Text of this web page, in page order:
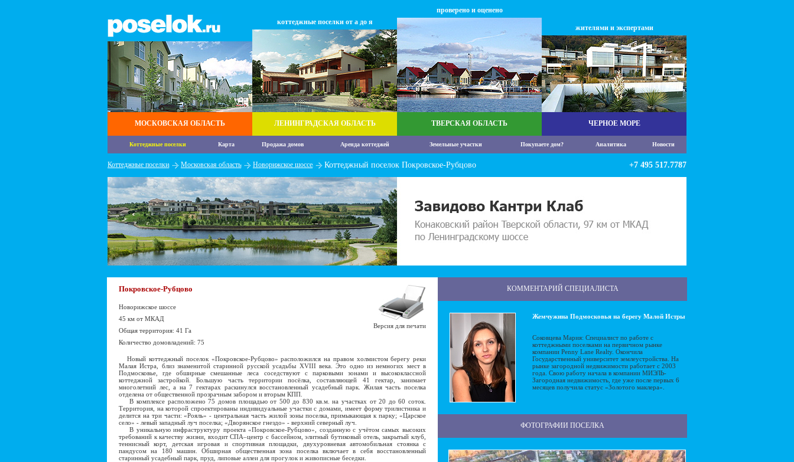
МОСКОВСКАЯ ОБЛАСТЬ
коттеджные поселки от а до я
ЛЕНИНГРАДСКАЯ ОБЛАСТЬ
проверено и оценено
ТВЕРСКАЯ ОБЛАСТЬ
жителями и экспертами
ЧЕРНОЕ МОРЕ
Коттеджные поселки Карта Продажа домов Аренда коттеджей Земельные участки Покупаете дом? Аналитика Новости
Коттеджные поселки Московская область Новорижское шоссе Коттеджный поселок Покровское-Рубцово +7 495 517.7787
Покровское-Рубцово
Новорижское шоссе
45 км от МКАД
Общая территория: 41 Га
Количество домовладений: 75
Версия для печати
Новый коттеджный поселок «Покровское-Рубцово» расположился на правом холмистом берегу реки
Малая Истра, близ знаменитой старинной русской усадьбы XVIII века. Это одно из немногих мест в
Подмосковье, где обширные смешанные леса соседствуют с парковыми зонами и высококлассной
коттеджной застройкой. Большую часть территории посёлка, составляющей 41 гектар, занимает
многолетний лес, а на 7 гектарах раскинулся восстановленный усадебный парк. Жилая часть поселка
отделена от общественной прозрачным забором и вторым КПП.
В комплексе расположено 75 домов площадью от 500 до 830 кв.м. на участках от 20 до 60 соток.
Территория, на которой спроектированы индивидуальные участки с домами, имеет форму трилистника и
делится на три части: «Рояль» - центральная часть жилой зоны поселка, примыкающая к парку; «Царское
село» - левый западный луч поселка; «Дворянское гнездо» - верхний северный луч.
В уникальную инфраструктуру проекта «Покровское-Рубцово», созданную с учётом самых высоких
требований к качеству жизни, входит СПА–центр с бассейном, элитный бутиковый отель, закрытый клуб,
теннисный корт, детская игровая и спортивная площадки, двухуровневая автомобильная стоянка с
пандусом на 180 машин. Обширная общественная зона поселка включает в себя восстановленный
старинный усадебный парк, пруд, липовые аллеи для прогулок и живописные беседки.
КОММЕНТАРИЙ СПЕЦИАЛИСТА
Жемчужина Подмосковья на берегу Малой Истры
Соковцева Мария: Специалист по работе с
коттеджными поселками на первичном рынке
компании Penny Lane Realty. Окончила
Государственный университет землеустройства. На
рынке загородной недвижимости работает с 2003
года. Свою работу начала в компании МИЭЛЬ-
Загородная недвижимость, где уже после первых 6
месяцев получила статус «Золотого маклера».
ФОТОГРАФИИ ПОСЕЛКА